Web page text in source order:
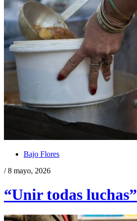
Bajo Flores
/ 8 mayo, 2026
“Unir todas luchas”